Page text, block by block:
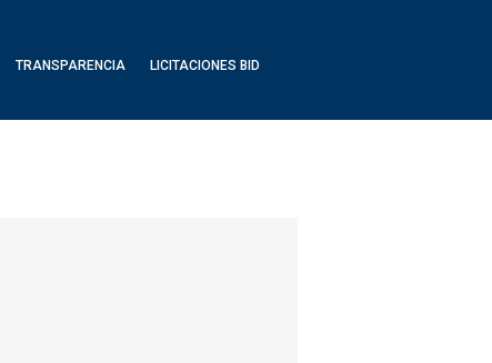
TRANSPARENCIA LICITACIONES BID